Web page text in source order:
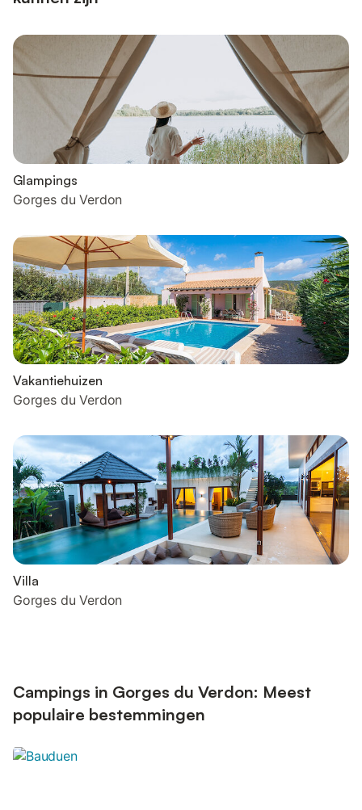
Glampings
Gorges du Verdon
Vakantiehuizen
Gorges du Verdon
Villa
Gorges du Verdon
Campings in Gorges du Verdon: Meest
populaire bestemmingen